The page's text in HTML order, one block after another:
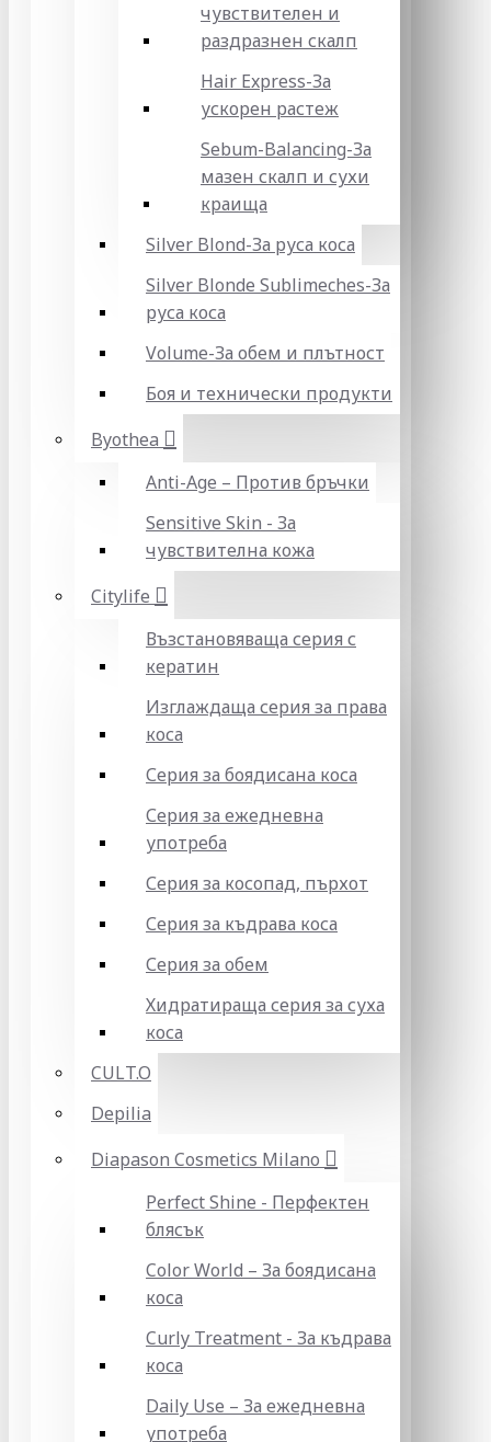
чувствителен и
раздразнен скалп
Hair Express-За
ускорен растеж
Sebum-Balancing-За
мазен скалп и сухи
краища
Silver Blond-За руса коса
Silver Blonde Sublіmeches-За
руса коса
Volume-За обем и плътност
Боя и технически продукти
Byothea
Anti-Age – Против бръчки
Sensitive Skin - За
чувствителна кожа
Citylife
Възстановяваща серия с
кератин
Изглаждаща серия за права
коса
Серия за боядисана коса
Серия за ежедневна
употреба
Серия за косопад, пърхот
Серия за къдрава коса
Серия за обем
Хидратираща серия за суха
коса
CULT.O
Depilia
Diapason Cosmetics Milano
Perfect Shine - Перфектен
блясък
Color World – За боядисана
коса
Curly Treatment - За къдрава
коса
Daily Use – За ежедневна
употреба